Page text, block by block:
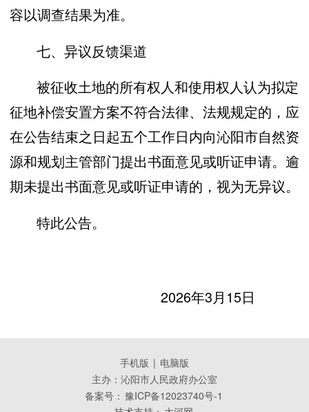
容以调查结果为准。
七、异议反馈渠道
被征收土地的所有权人和使用权人认为拟定
征地补偿安置方案不符合法律、法规规定的，应
在公告结束之日起五个工作日内向沁阳市自然资
源和规划主管部门提出书面意见或听证申请。逾
期未提出书面意见或听证申请的，视为无异议。
特此公告。
2026年3月15日
手机版 | 电脑版
主办：沁阳市人民政府办公室
备案号： 豫ICP备12023740号-1